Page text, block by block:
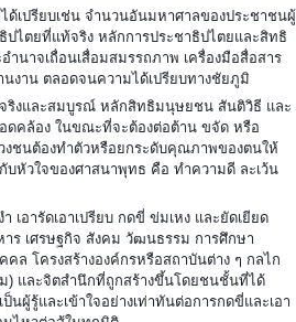
ด้เปรียบเช่น จำนวนอันมหาศาลของประชาชนผู้
ไตยที่แท้จริง หลักการประชาธิปไตยและสิทธิ
นาจเถื่อนเสื่อมสมรรถภาพ เครื่องมือสื่อสาร
งาน ตลอดจนความได้เปรียบทางชัยภูมิ
ริงและสมบูรณ์ หลักสิทธิมนุษยชน สันติวิธี และ
ดคล้อง ในขณะที่จะต้องต่อต้าน ขจัด หรือ
ชนต้องทำตัวหรือยกระดับคุณภาพของตนให้
บหัวใจของศาสนาพุทธ คือ ทำความดี ละเว้น
เอารัดเอาเปรียบ กดขี่ ข่มเหง และยัดเยียด
ร เศรษฐกิจ สังคม วัฒนธรรม การศึกษา
คล โครงสร้างองค์กรหรือสถาบันต่าง ๆ กลไก
) และจิตสำนึกที่ถูกสร้างขึ้นโดยชนชั้นที่ได้
นผู้รู้และเข้าใจอย่างเท่าทันต่อการกดขี่และเอา